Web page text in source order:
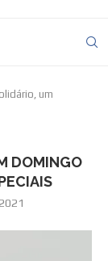
um
DOMINGO